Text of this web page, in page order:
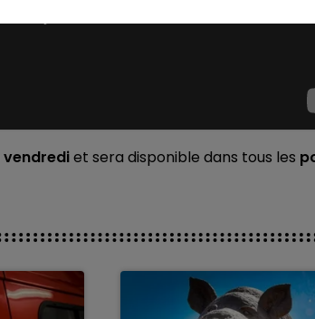
vendrediet sera disponible dans tous les